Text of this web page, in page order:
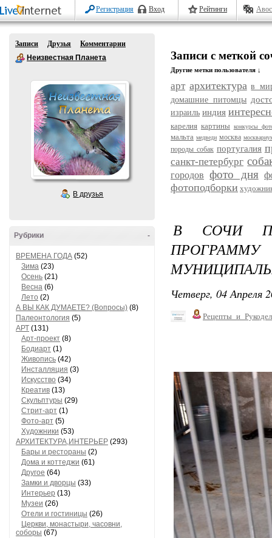
Регистрация Вход Рейтинги
Записи Друзья
Комментарии
Неизвестная Планета
В друзья
-
Рубрики
ВРЕМЕНА ГОДА (52)
Зима (23)
Осень (21)
Весна (6)
Лето (2)
А ВЫ КАК ДУМАЕТЕ? (Вопросы) (8)
Палеонтология (5)
АРТ (131)
Арт-проект (8)
Бодиарт (1)
Живопись (42)
Инсталляция (3)
Искусство (34)
Креатив (13)
Скульптуры (29)
Стрит-арт (1)
Фото-арт (5)
Художники (53)
АРХИТЕКТУРА,ИНТЕРЬЕР (293)
Бары и рестораны (2)
Дома и коттеджи (61)
Другое (64)
Замки и дворцы (33)
Интерьер (13)
Музеи (26)
Отели и гостиницы (26)
Церкви, монастыри, часовни,
соборы (67)
Записи с меткой
Другие метки пользователя ↓
арт архитектура в
домашние питомцы
израиль индия
карелия картины конкурсы
мальта медведи москва
породы собак португалия
санкт-петербург
городов фото дня
фотоподборки
В СОЧИ
Четверг, 04 Апреля